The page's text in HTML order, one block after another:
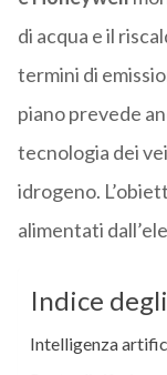
di acqua e il
termini di
piano prevede
tecnologia dei
idrogeno.
alimentati
Indice
Intelligenza